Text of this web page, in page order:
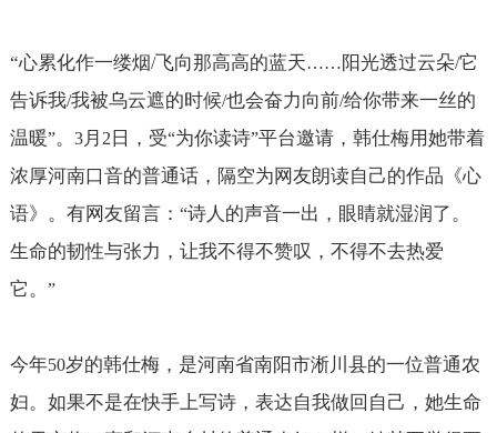
“心累化作一缕烟/飞向那高高的蓝天…… 阳光透过云朵/它
告诉我/我被乌云遮的时候/也会奋力向前/给你带来一丝的
温暖”。 3月 2日，受“为你读诗”平台邀请，韩仕梅用她带着
浓厚河南口音的普通话，隔空为网友朗读自己的作品《心
语》。有网友留言： “诗人的声音一出，眼睛就湿润了。
生命的韧性与张力，让我不得不赞叹，不得不去热爱
它。 ”
今年50岁的韩仕梅，是河南省南阳市淅川县的一位普通农
妇。如果不是在快手上写诗，表达自我做回自己，她生命